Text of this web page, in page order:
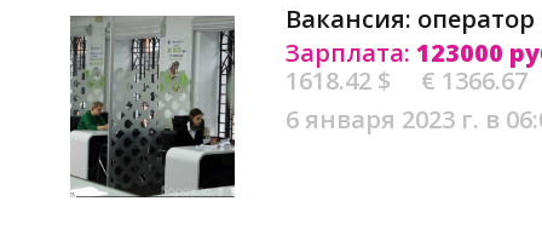
Вакансия:
Зарплата: 123000
1618.42 $
€ 1366.67
6 января 2023 г. в